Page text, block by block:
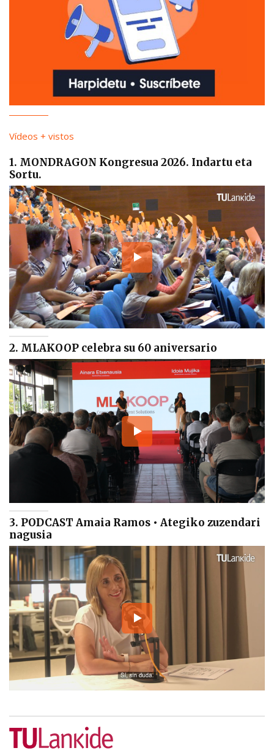
Vídeos + vistos
1. MONDRAGON Kongresua 2026. Indartu eta
Sortu.
2. MLAKOOP celebra su 60 aniversario
3. PODCAST Amaia Ramos • Ategiko zuzendari
nagusia